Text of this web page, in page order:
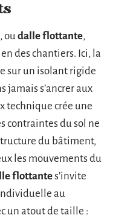
, ou dalle flottante,
des chantiers. Ici, la
sur un isolant rigide
jamais s’ancrer aux
technique crée une
contraintes du sol ne
du bâtiment,
les mouvements du
flottantes’invite
au
un atout de taille :